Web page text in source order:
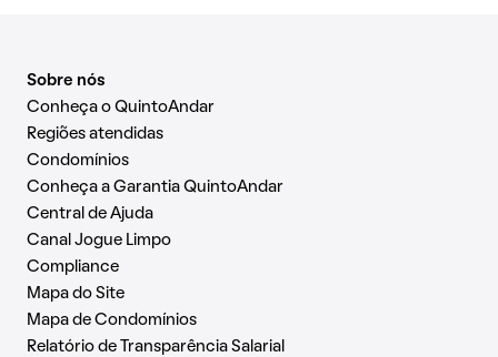
Sobre nós
Conheça o QuintoAndar
Regiões atendidas
Condomínios
Conheça a Garantia QuintoAndar
Central de Ajuda
Canal Jogue Limpo
Compliance
Mapa do Site
Mapa de Condomínios
Relatório de Transparência Salarial